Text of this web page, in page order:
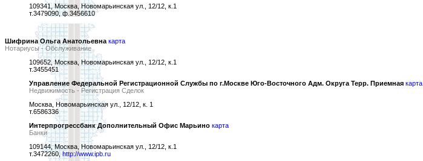
109341, Москва, Новомарьинская ул., 12/12, к.1
т.3479090, ф.3456610
Шифрина Ольга Анатольевна карта
Нотариусы - Обслуживание
109652, Москва, Новомарьинская ул., 12/12, к.1
т.3455451
Управление Федеральной Регистрационной Службы по г.Москве Юго-Восточного Адм. Округа Терр. Приемная карта
Недвижимость - Регистрация Сделок
Москва, Новомарьинская ул., 12/12, к. 1
т.6586336
Интерпрогрессбанк Дополнительный Офис Марьино карта
Банки
109144, Москва, Новомарьинская ул., 12/12, к.1
т.3472260,http://www.ipb.ru